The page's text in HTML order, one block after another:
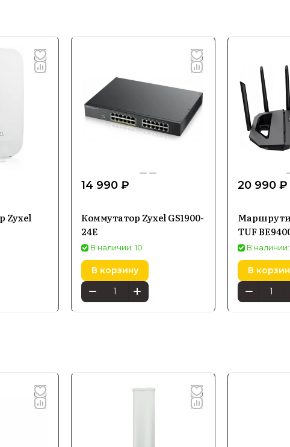
Zyxel
14 990 ₽
Коммутатор Zyxel GS1900-
24E
В наличии: 10
В корзину
20 990 ₽
TUF
В наличии:
В